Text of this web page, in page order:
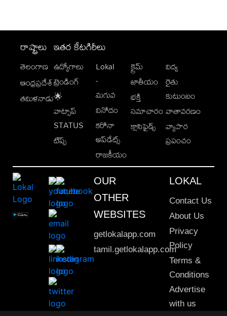
రాష్ట్రాలు
తెలంగాణ
ఆంధ్రప్రదేశ్
తమిళనాడు
ఇతర కేటగిరీలు
ఉద్యోగాలు
ట్రెండింగ్
🌟
వాట్సాప్
STATUS
టిప్స్
Lokal
-
మగువ
వినోదం
కరోనా
అప్‌డేట్స్
రాజకీయం
క్రైమ్
జాతీయం
భక్తి
సమాచారం
క్లాసిఫైడ్స్
విద్య
రైతు
కుటుంబం
వాతావరణం
వ్యాపార
ప్రపంచం
OUR
OTHER
WEBSITES
getlokalapp.com
tamil.getlokalapp.com
LOKAL
Contact Us
About Us
Privacy
Policy
Terms &
Conditions
Advertise
with us